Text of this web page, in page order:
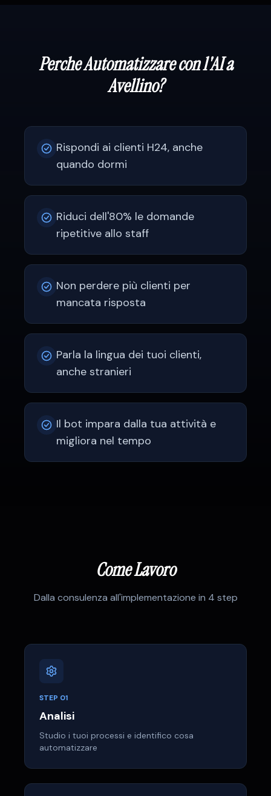
Perche Automatizzare con l'AI a
Avellino?
Rispondi ai clienti H24, anche
quando dormi
Riduci dell'80% le domande
ripetitive allo staff
Non perdere più clienti per
mancata risposta
Parla la lingua dei tuoi clienti,
anche stranieri
Il bot impara dalla tua attività e
migliora nel tempo
Come Lavoro
Dalla consulenza all'implementazione in 4 step
STEP 01
Analisi
Studio i tuoi processi e identifico cosa
automatizzare